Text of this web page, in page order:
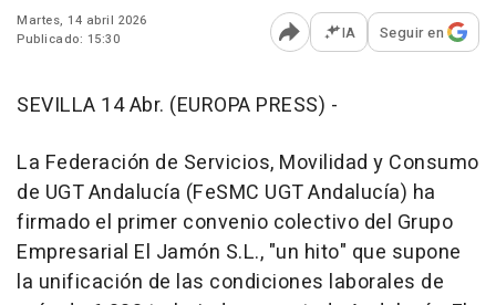
Martes, 14 abril 2026
Publicado: 15:30
Abrir opciones para
IA Seguir en
SEVILLA 14 Abr. (EUROPA PRESS) -
La Federación de Servicios, Movilidad y Consumo
de UGT Andalucía (FeSMC UGT Andalucía) ha
firmado el primer convenio colectivo del Grupo
Empresarial El Jamón S.L., "un hito" que supone
la unificación de las condiciones laborales de